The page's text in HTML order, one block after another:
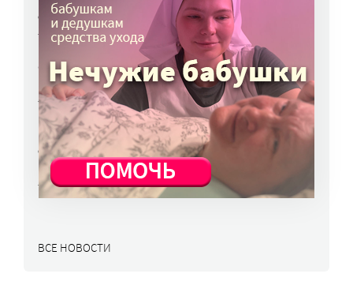
опрос о трудоустройстве
7 авг, 15:34
«Энхерту» от рака груди включили
в перечень жизненно важных препаратов
7 авг, 15:15
НКО часто рискуют нарушить закон
о персональных данных. Как этого
избежать?
7 авг, 13:13
ВСЕ НОВОСТИ